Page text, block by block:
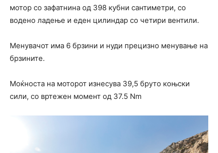
мотор со зафатнина од 398 кубни сантиметри, со
водено ладење и еден цилиндар со четири вентили.
Менувачот има 6 брзини и нуди прецизно менување на
брзините.
Моќноста на моторот изнесува 39,5 бруто коњски
сили, со вртежен момент од 37.5 Nm